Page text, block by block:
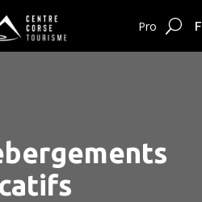
Pro